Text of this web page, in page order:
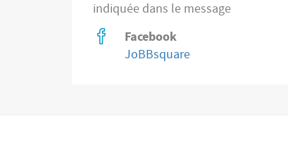
indiquée dans le message
Facebook
JoBBsquare